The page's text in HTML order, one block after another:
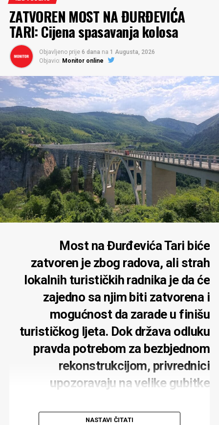
ZATVOREN MOST NA ĐURĐEVIĆA
TARI: Cijena spasavanja kolosa
Objavljeno prije 6 dana na 1 Augusta, 2026
Objavio: Monitor online
Most na Đurđevića Tari biće
zatvoren je zbog radova, ali strah
lokalnih turističkih radnika je da će
zajedno sa njim biti zatvorena i
mogućnost da zarade u finišu
turističkog ljeta. Dok država odluku
pravda potrebom za bezbjednom
rekonstrukcijom, privrednici
upozoravaju na velike gubitke
NASTAVI ČITATI